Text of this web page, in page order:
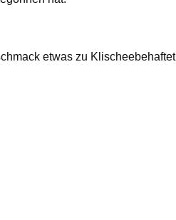
etwas zu Klischeebehaftet